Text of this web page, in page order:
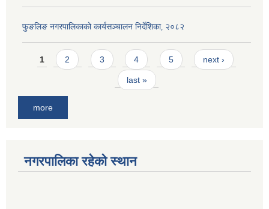
फुङलिङ नगरपालिकाको कार्यसञ्चालन निर्देशिका‚ २०८२
Pages
1 2 3 4 5 next ›
last »
more
नगरपालिका रहेको स्थान